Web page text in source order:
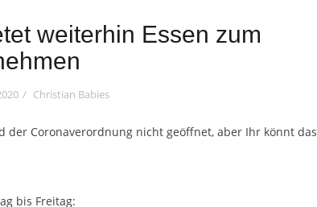
weiterhin Essen zum
Christian Babies
der Coronaverordnung nicht geöffnet, aber Ihr könnt das
bis Freitag: